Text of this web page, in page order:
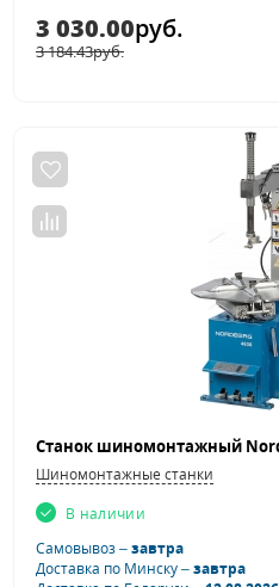
3 030.00руб.
3 184.43руб.
Шиномонтажные станки
В наличии
Самовывоз –завтра
Доставка по Минску –завтра